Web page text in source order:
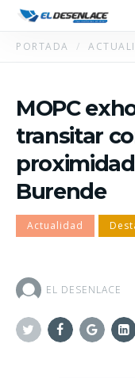
PORTADA
MOPC
transitar
Burende
Actualidad
EL DESENLACE